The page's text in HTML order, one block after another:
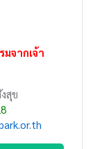
จากเจ้า
สุข